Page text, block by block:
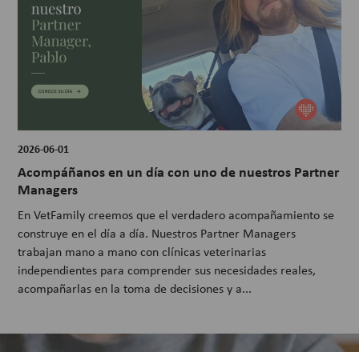
2026-06-01
Acompáñanos en un día con uno de nuestros Partner
Managers
En VetFamily creemos que el verdadero acompañamiento se
construye en el día a día. Nuestros Partner Managers
trabajan mano a mano con clínicas veterinarias
independientes para comprender sus necesidades reales,
acompañarlas en la toma de decisiones y a...